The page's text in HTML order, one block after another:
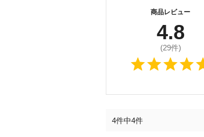
商品レビュー
4.8
(29件)
4件中4件